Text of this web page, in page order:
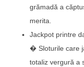
grămadă a
merita.
Jackpot printre
� Sloturile care
totaliz vergură a